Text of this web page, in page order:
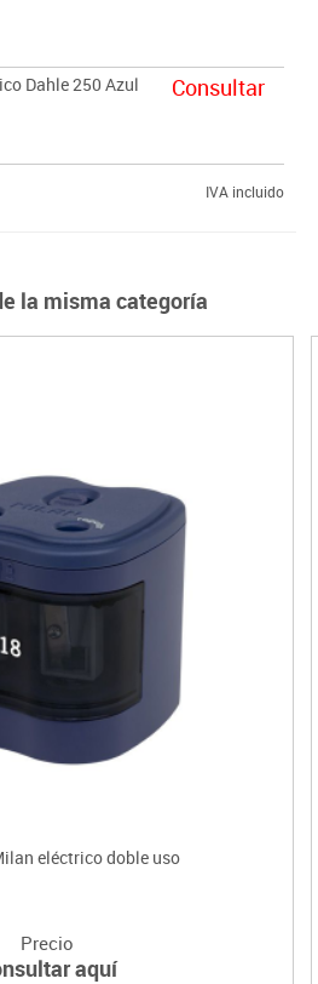
Dahle 250 Azul Consultar
IVA incluido
la misma categoría
eléctrico doble uso
Precio
aquí